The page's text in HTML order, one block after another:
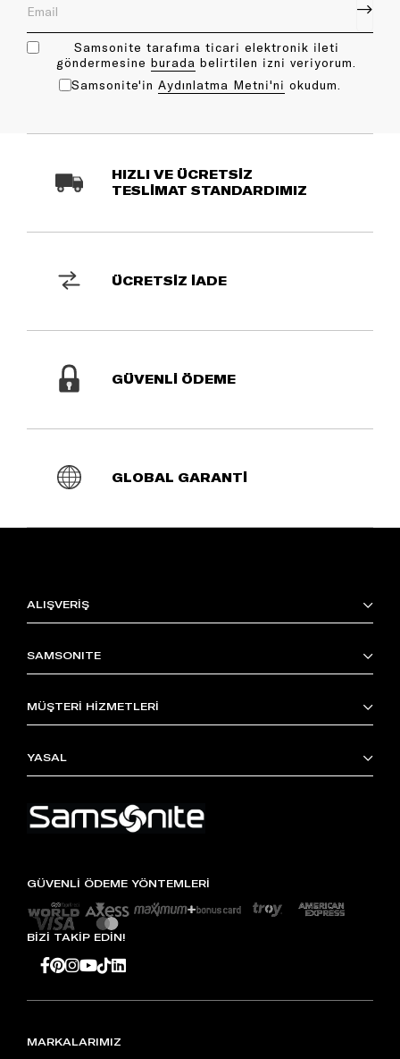
Samsonite tarafıma ticari elektronik ileti
göndermesine bu rada belirtilen izni veriyorum.
Samsonite'in Aydınlatma Metni'ni okudum.
HIZLI VE ÜCRETSİZ
TESLİMAT STANDARDIMIZ
ÜCRETSİZ İADE
GÜVENLİ ÖDEME
GLOBAL GARANTİ
ALIŞVERİŞ
SAMSONITE
MÜŞTERİ HİZMETLERİ
YASAL
GÜVENLİ ÖDEME YÖNTEMLERİ
BİZİ TAKİP EDİN!
MARKALARIMIZ